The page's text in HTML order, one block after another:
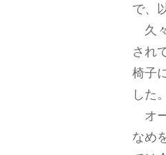
で、
久
され
椅子
した。
オ
なめ